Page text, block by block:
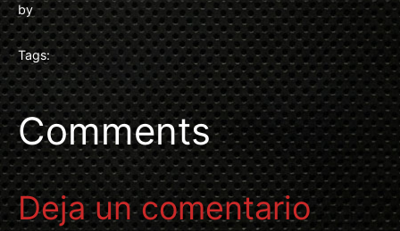
by
Tags:
Comments
Deja un comentario